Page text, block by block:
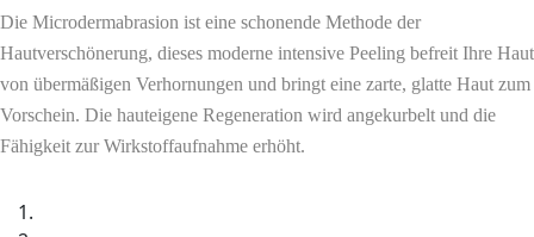
Die Microdermabrasion ist eine schonende Methode der
Hautverschönerung, dieses moderne intensive Peeling befreit Ihre Haut
von übermäßigen Verhornungen und bringt eine zarte, glatte Haut zum
Vorschein. Die hauteigene Regeneration wird angekurbelt und die
Fähigkeit zur Wirkstoffaufnahme erhöht.